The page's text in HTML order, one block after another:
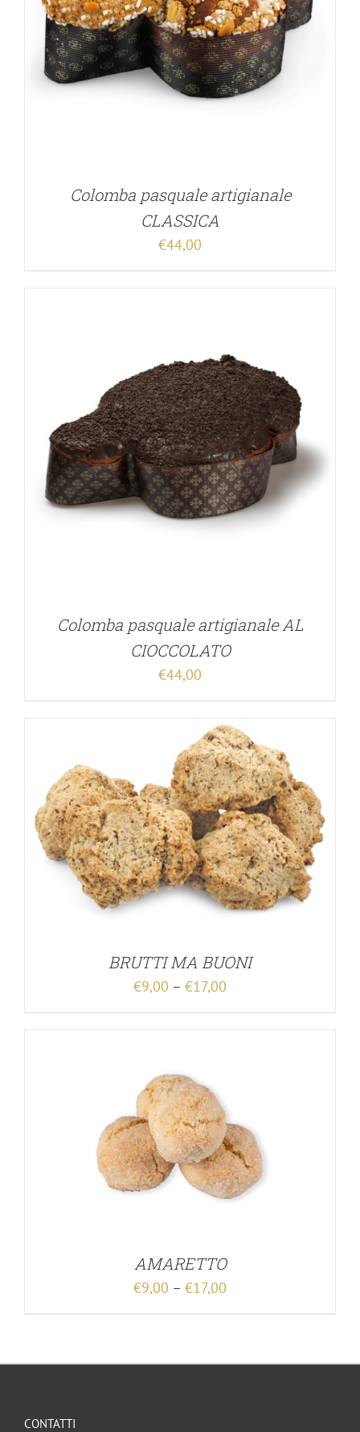
Colomba pasquale artigianale
CLASSICA
€44,00
Colomba pasquale artigianale AL
CIOCCOLATO
€44,00
BRUTTI MA BUONI
€9,00 – €17,00
AMARETTO
€9,00 – €17,00
CONTATTI